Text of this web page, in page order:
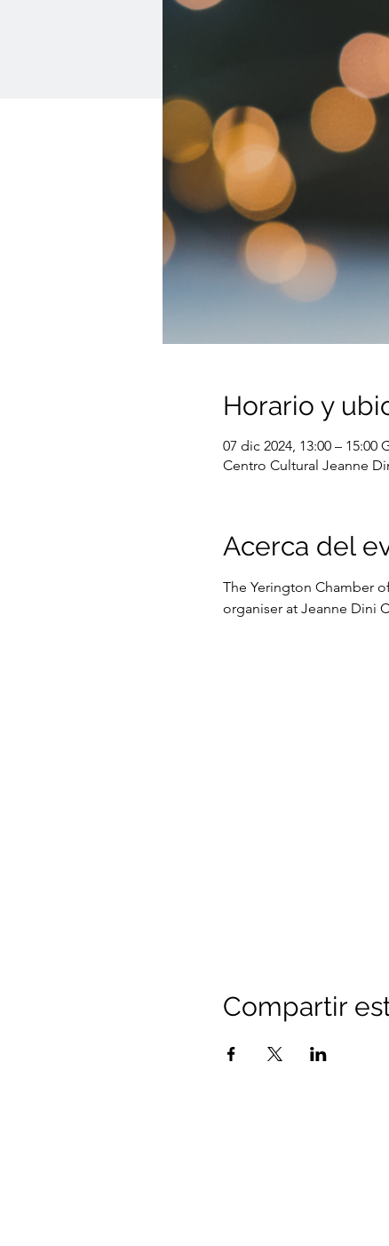
Horario y
07 dic 2024, 13:00 – 15:00
Centro Cultural Jeanne
Acerca del
The Yerington Chamber
organiser at Jeanne Dini
Compartir